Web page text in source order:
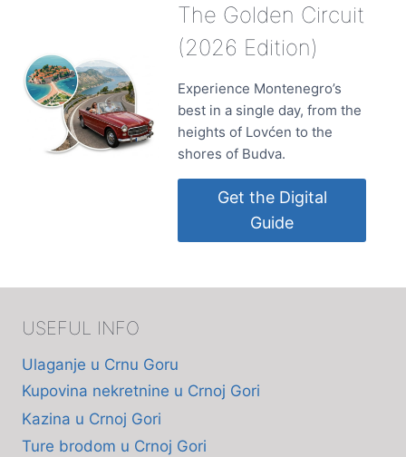
The Golden Circuit
(2026 Edition)
Experience Montenegro’s
best in a single day, from the
heights of Lovćen to the
shores of Budva.
Get the Digital
Guide
USEFUL INFO
Ulaganje u Crnu Goru
Kupovina nekretnine u Crnoj Gori
Kazina u Crnoj Gori
Ture brodom u Crnoj Gori